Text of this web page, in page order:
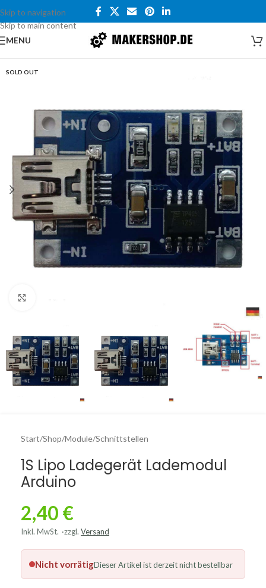
Skip to navigation
Skip to main content
MENU
SOLD OUT
Start/Shop/Module/Schnittstellen
1S Lipo Ladegerät Lademodul
Arduino
2,40 €
Inkl. MwSt. zzgl. Versand
Nicht vorrätigDieser Artikel ist derzeit nicht bestellbar